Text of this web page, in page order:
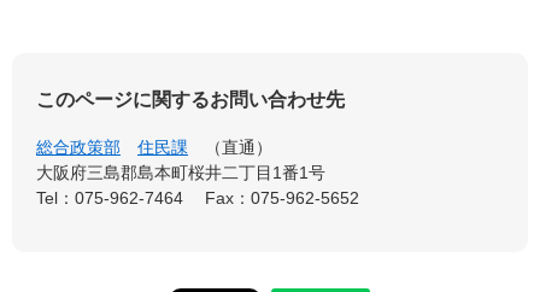
このページに関するお問い合わせ先
総合政策部 住民課
直通
大阪府三島郡島本町桜井二丁目1番1号
Tel：075-962-7464
Fax：075-962-5652